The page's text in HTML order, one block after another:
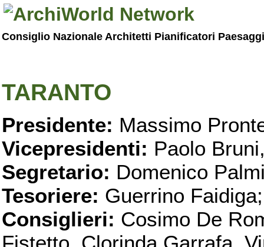
Consiglio Nazionale Architetti Pianificatori
TARANTO
Presidente: Massimo
Vicepresidenti: Paolo
Segretario: Domenico
Tesoriere: Guerrino Faidiga;
Consiglieri: Cosimo De